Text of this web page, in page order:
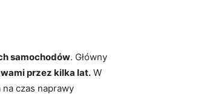
samochodów. Główny
przez kilka lat. W
na czas naprawy